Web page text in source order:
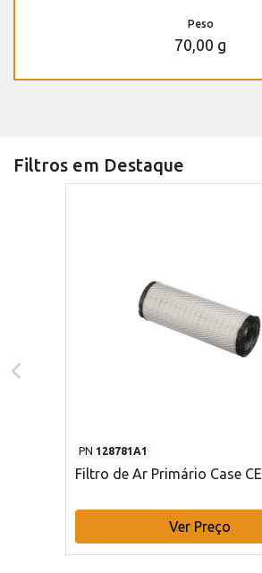
Peso
70,00 g
Filtros em Destaque
PN 128781A1
Filtro de Ar Primário Case CE
Ver Preço